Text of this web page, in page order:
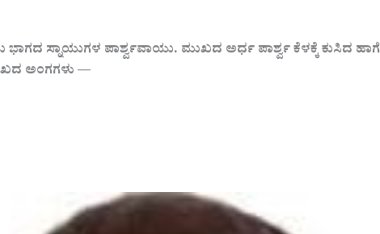
ಸ್ನಾಯುಗಳ ಪಾರ್ಶ್ವವಾಯು. ಮುಖದ ಅರ್ಧ ಪಾರ್ಶ್ವ ಕೆಳಕ್ಕೆ ಕುಸಿದ ಹಾಗೆ
ಅಂಗಗಳು —